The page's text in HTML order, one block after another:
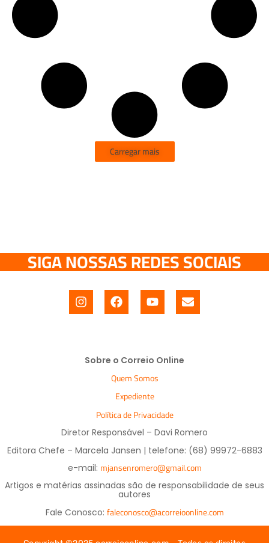
Carregar mais
SIGA NOSSAS REDES SOCIAIS
Sobre o Correio Online
Quem Somos
Expediente
Política de Privacidade
Diretor Responsável – Davi Romero
Editora Chefe – Marcela Jansen | telefone: (68) 99972-6883
e-mail: mjansenromero@gmail.com
Artigos e matérias assinadas são de responsabilidade de seus
autores
Fale Conosco: faleconosco@acorreioonline.com